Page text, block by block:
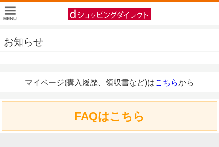
お知らせ
マイページ(購入履歴、領収書など)はこちらから
FAQはこちら